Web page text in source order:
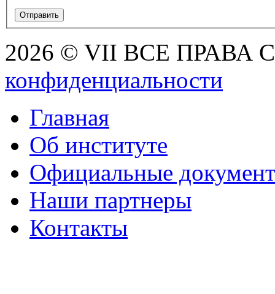
2026 © VII ВСЕ ПРАВА
конфиденциальности
Главная
Об институте
Официальные
Наши партнеры
Контакты